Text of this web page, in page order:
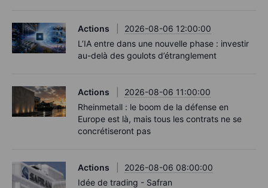
Actions
2026-08-06 12:00:00
L’IA entre dans une nouvelle phase : investir
au-delà des goulots d’étranglement
Actions
2026-08-06 11:00:00
Rheinmetall : le boom de la défense en
Europe est là, mais tous les contrats ne se
concrétiseront pas
Actions
2026-08-06 08:00:00
Idée de trading - Safran